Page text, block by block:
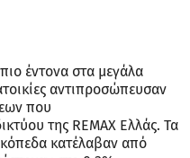
έντονα στα μεγάλα
αντιπροσώπευσαν
που
της REMAX Ελλάς. Τα
κατέλαβαν από